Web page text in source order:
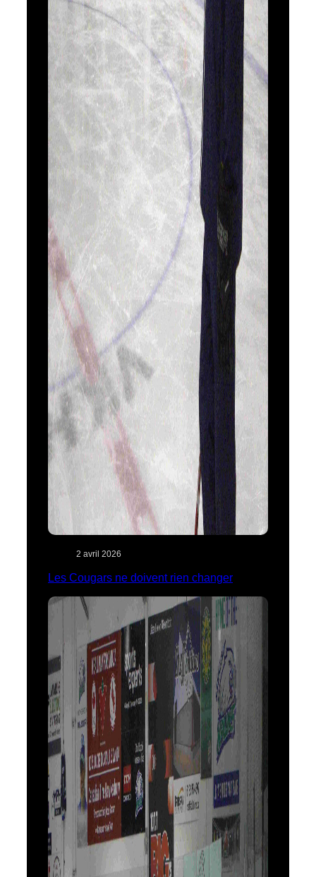
2 avril 2026
Les Cougars ne doivent rien changer